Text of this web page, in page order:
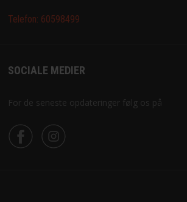
Telefon: 60598499
SOCIALE MEDIER
For de seneste opdateringer følg os på